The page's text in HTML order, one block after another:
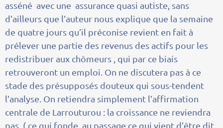
asséné avec une assurance quasi autiste, sans
d’ailleurs que l’auteur nous explique que la semaine
de quatre jours qu’il préconise revient en fait à
prélever une partie des revenus des actifs pour les
redistribuer aux chômeurs , qui par ce biais
retrouveront un emploi. On ne discutera pas à ce
stade des présupposés douteux qui sous-tendent
l’analyse. On retiendra simplement l’affirmation
centrale de Larrouturou : la croissance ne reviendra
pas ( ce qui fonde, au passage ce qui vient d’être dit